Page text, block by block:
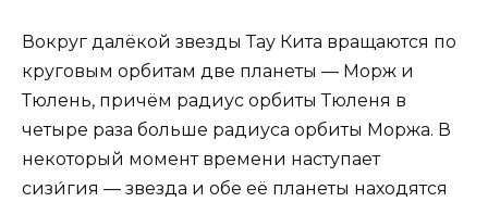
Вокруг далёкой звезды Тау Кита вращаются по
круговым орбитам две планеты — Морж и
Тюлень, причём радиус орбиты Тюленя в
четыре раза больше радиуса орбиты Моржа. В
некоторый момент времени наступает
сизи́гия — звезда и обе её планеты находятся